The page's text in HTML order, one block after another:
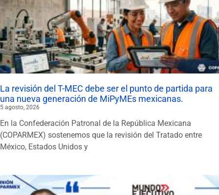
La revisión del T-MEC debe ser el punto de partida para
una nueva generación de MiPyMEs mexicanas.
5 agosto, 2026
En la Confederación Patronal de la República Mexicana
(COPARMEX) sostenemos que la revisión del Tratado entre
México, Estados Unidos y